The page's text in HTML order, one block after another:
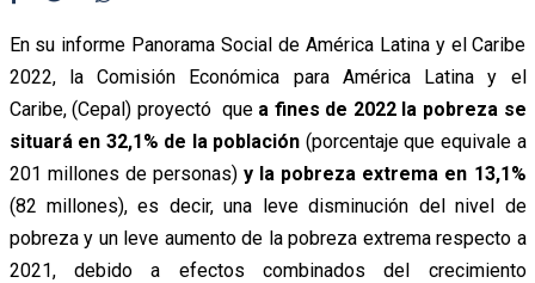
En su informe Panorama Social de América Latina y el Caribe
2022, la Comisión Económica para América Latina y el
Caribe, (Cepal) proyectó que a fines de 2022 la pobreza se
situará en 32,1% de la población (porcentaje que equivale a
201 millones de personas) y la pobreza extrema en 13,1%
(82 millones), es decir, una leve disminución del nivel de
pobreza y un leve aumento de la pobreza extrema respecto a
2021, debido a efectos combinados del crecimiento